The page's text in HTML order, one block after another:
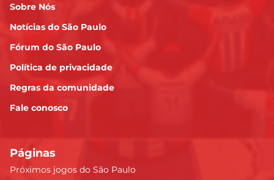
Sobre Nós
Notícias do São Paulo
Fórum do São Paulo
Política de privacidade
Regras da comunidade
Fale conosco
Páginas
Próximos jogos do São Paulo